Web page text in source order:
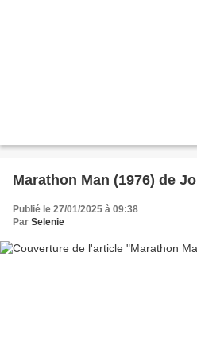
Marathon Man (1976) de
Publié le 27/01/2025 à 09:38
Par Selenie